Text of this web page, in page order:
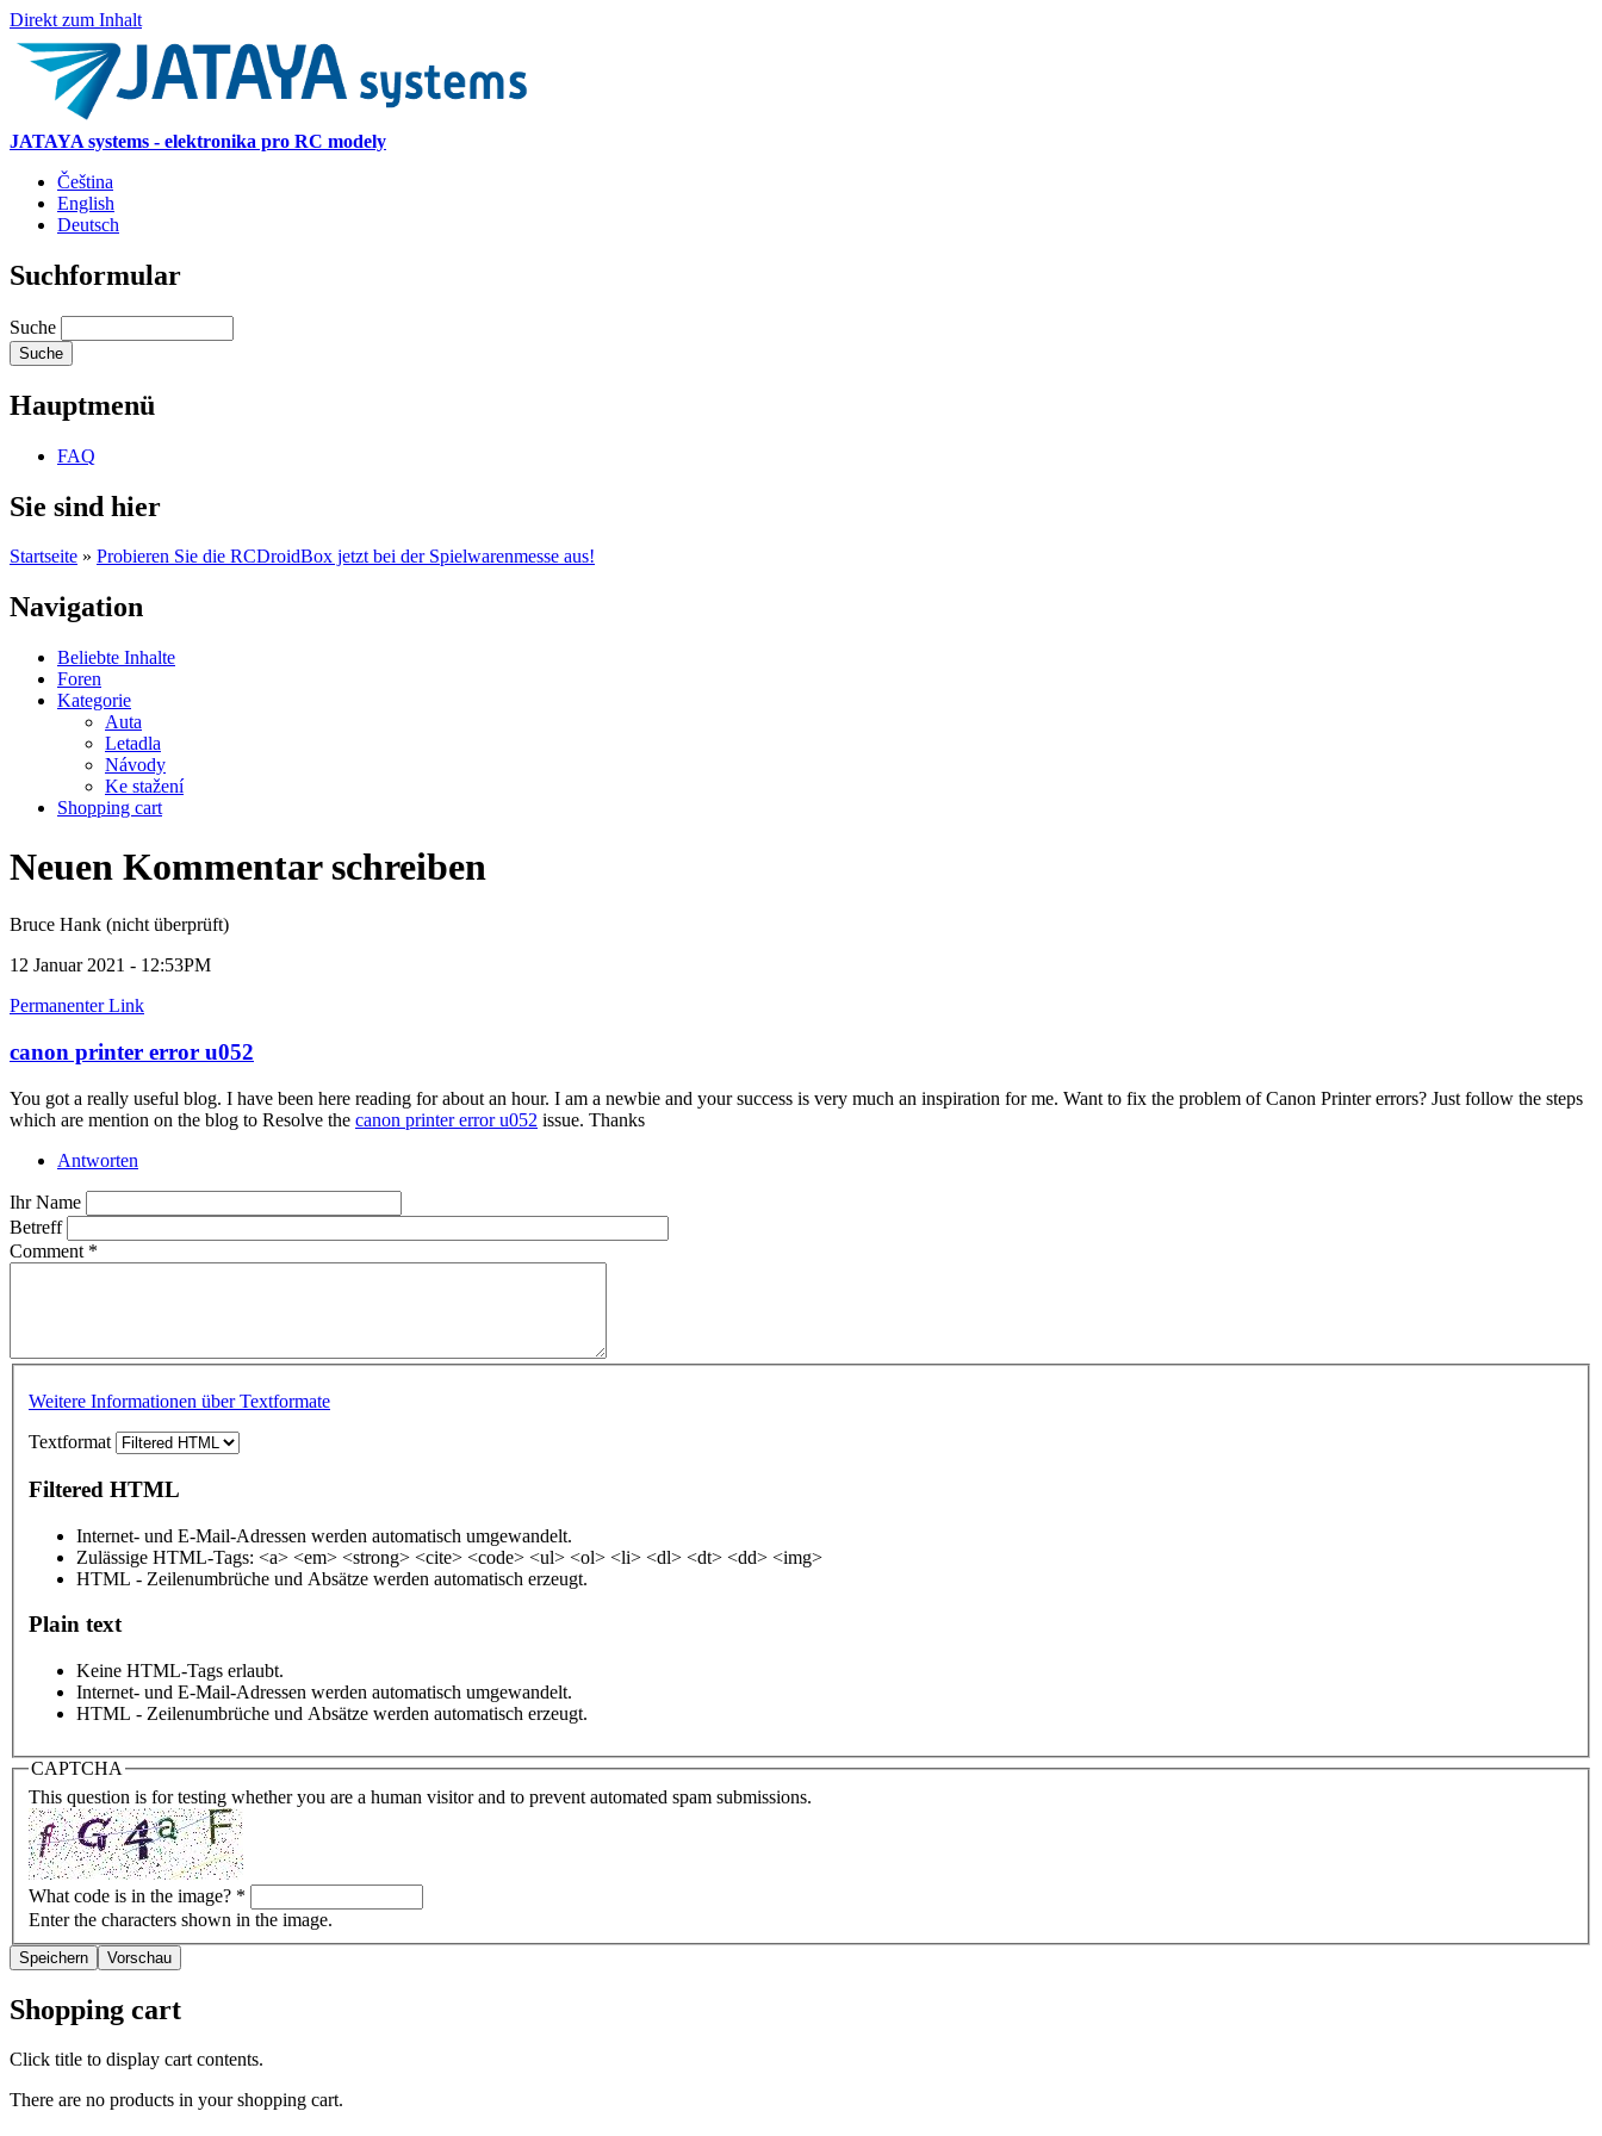
Direkt zum Inhalt
JATAYA systems - elektronika pro RC modely
Čeština
English
Deutsch
Suchformular
Suche
Hauptmenü
FAQ
Sie sind hier
Startseite » Probieren Sie die RCDroidBox jetzt bei der Spielwarenmesse aus!
Navigation
Beliebte Inhalte
Foren
Kategorie
Auta
Letadla
Návody
Ke stažení
Shopping cart
Neuen Kommentar schreiben
Bruce Hank (nicht überprüft)
12 Januar 2021 - 12:53PM
Permanenter Link
canon printer error u052
You got a really useful blog. I have been here reading for about an hour. I am a newbie and your success is very much an inspiration for me. Want to fix the problem of Canon Printer errors? Just follow the steps
which are mention on the blog to Resolve the canon printer error u052 issue. Thanks
Antworten
Ihr Name
Betreff
Comment *
Weitere Informationen über Textformate
Textformat
Filtered HTML
Internet- und E-Mail-Adressen werden automatisch umgewandelt.
Zulässige HTML-Tags: <a> <em> <strong> <cite> <code> <ul> <ol> <li> <dl> <dt> <dd> <img>
HTML - Zeilenumbrüche und Absätze werden automatisch erzeugt.
Plain text
Keine HTML-Tags erlaubt.
Internet- und E-Mail-Adressen werden automatisch umgewandelt.
HTML - Zeilenumbrüche und Absätze werden automatisch erzeugt.
CAPTCHA
This question is for testing whether you are a human visitor and to prevent automated spam submissions.
What code is in the image? *
Enter the characters shown in the image.
Shopping cart
Click title to display cart contents.
There are no products in your shopping cart.